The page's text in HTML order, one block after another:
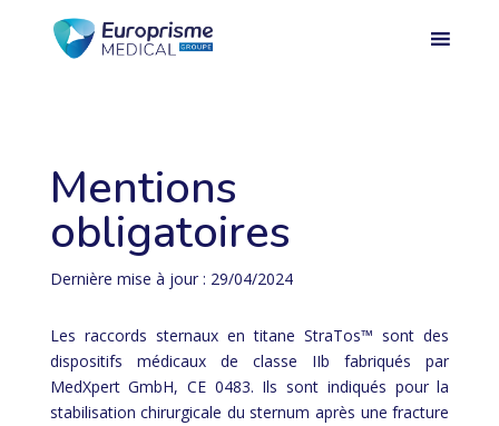
Mentions
obligatoires
Dernière mise à jour : 29/04/2024
Les raccords sternaux en titane StraTos™ sont des
dispositifs médicaux de classe IIb fabriqués par
MedXpert GmbH, CE 0483. Ils sont indiqués pour la
stabilisation chirurgicale du sternum après une fracture